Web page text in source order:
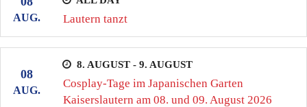
AUG. Lautern tanzt
08
AUG.
8. AUGUST - 9. AUGUST
Cosplay-Tage im Japanischen Garten
Kaiserslautern am 08. und 09. August 2026